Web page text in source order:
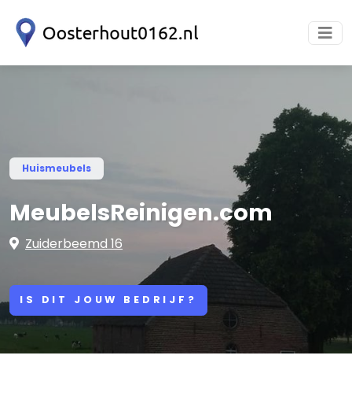
Huismeubels
MeubelsReinigen.com
Zuiderbeemd 16
IS DIT JOUW BEDRIJF?